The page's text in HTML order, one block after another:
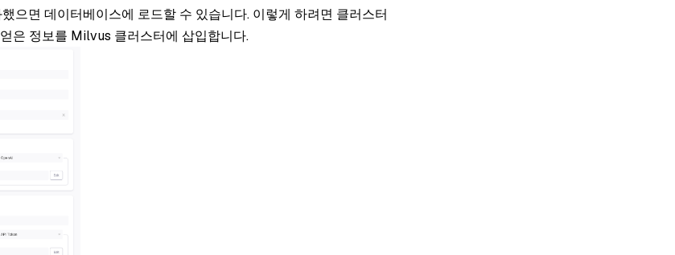
으면 데이터베이스에 로드할 수 있습니다. 이렇게 하려면 클러스터
은 정보를 Milvus 클러스터에 삽입합니다.